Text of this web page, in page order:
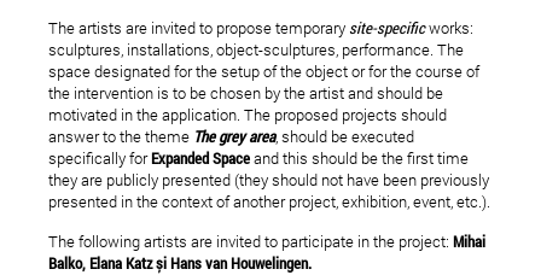
The artists are invited to propose temporary site-specificworks:
sculptures, installations, object-sculptures, performance. The
space designated for the setup of the object or for the course of
the intervention is to be chosen by the artist and should be
motivated in the application. The proposed projects should
answer to the theme The grey area, should be executed
specifically forExpanded Spaceand this should be the first time
they are publicly presented (they should not have been previously
presented in the context of another project, exhibition, event, etc.).
The following artists are invited to participate in the project: Mihai
Balko, Elana Katz și Hans van Houwelingen.